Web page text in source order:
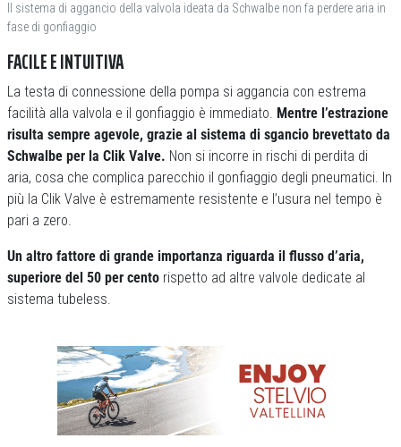
Il sistema di aggancio della valvola ideata da Schwalbe non fa perdere aria in
fase di gonfiaggio
FACILE E INTUITIVA
La testa di connessione della pompa si aggancia con estrema
facilità alla valvola e il gonfiaggio è immediato. Mentre l’estrazione
risulta sempre agevole, grazie al sistema di sgancio brevettato da
Schwalbe per la Clik Valve. Non si incorre in rischi di perdita di
aria, cosa che complica parecchio il gonfiaggio degli pneumatici. In
più la Clik Valve è estremamente resistente e l’usura nel tempo è
pari a zero.
Un altro fattore di grande importanza riguarda il flusso d’aria,
superiore del 50 per cento rispetto ad altre valvole dedicate al
sistema tubeless.